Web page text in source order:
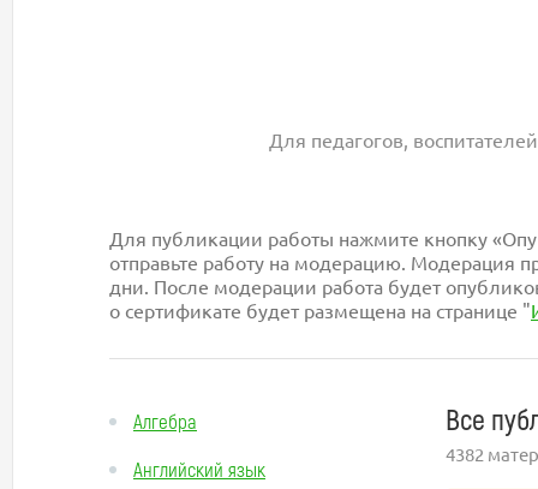
Для педагогов,
Для публикации работы нажмите кнопку
отправьте работу на модерацию. Модерация
дни. После модерации работа будет
о сертификате будет размещена на странице "
Алгебра
Английский язык
Все
4382